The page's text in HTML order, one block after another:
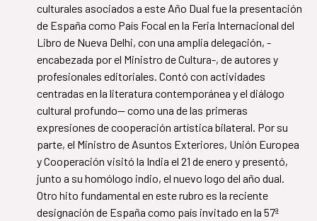
culturales asociados a este Año Dual fue la presentación
de España como País Focal en la Feria Internacional del
Libro de Nueva Delhi, con una amplia delegación, -
encabezada por el Ministro de Cultura-, de autores y
profesionales editoriales. Contó con actividades
centradas en la literatura contemporánea y el diálogo
cultural profundo— como una de las primeras
expresiones de cooperación artística bilateral. Por su
parte, el Ministro de Asuntos Exteriores, Unión Europea
y Cooperación visitó la India el 21 de enero y presentó,
junto a su homólogo indio, el nuevo logo del año dual.
Otro hito fundamental en este rubro es la reciente
designación de España como país invitado en la 57ª